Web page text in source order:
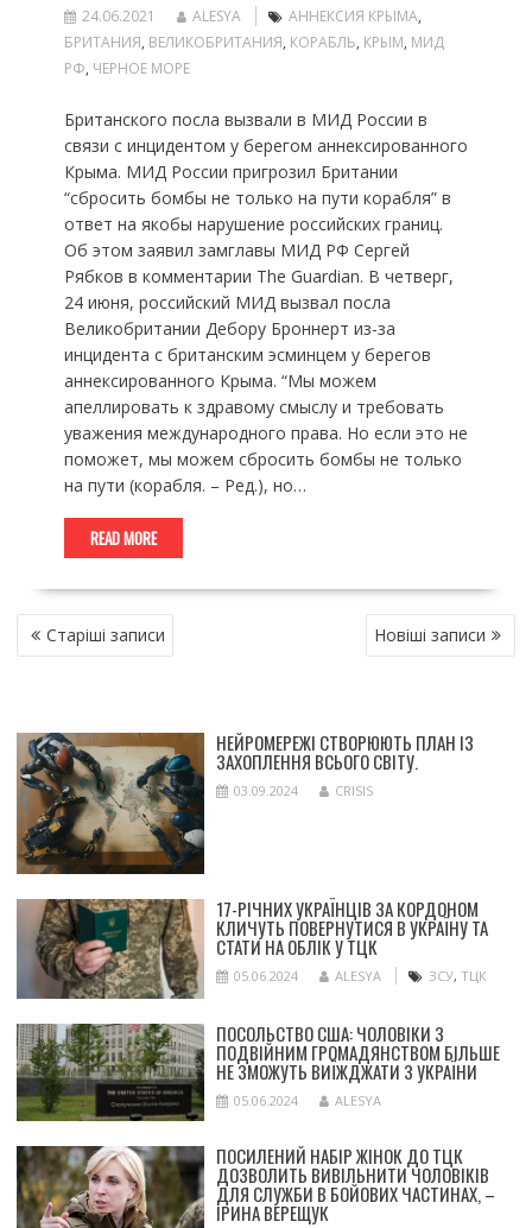
24.06.2021 ALESYA АННЕКСИЯ КРЫМА,
БРИТАНИЯ, ВЕЛИКОБРИТАНИЯ, КОРАБЛЬ, КРЫМ, МИД
РФ, ЧЕРНОЕ МОРЕ
Британского посла вызвали в МИД России в
связи с инцидентом у берегом аннексированного
Крыма. МИД России пригрозил Британии
“сбросить бомбы не только на пути корабля” в
ответ на якобы нарушение российских границ.
Об этом заявил замглавы МИД РФ Сергей
Рябков в комментарии The Guardian. В четверг,
24 июня, российский МИД вызвал посла
Великобритании Дебору Броннерт из-за
инцидента с британским эсминцем у берегов
аннексированного Крыма. “Мы можем
апеллировать к здравому смыслу и требовать
уважения международного права. Но если это не
поможет, мы можем сбросить бомбы не только
на пути (корабля. – Ред.), но…
READ MORE
НАВІГАЦІЯ
ЗА Старіші записи Новіші записи
НЕЙРОМЕРЕЖІ СТВОРЮЮТЬ ПЛАН ІЗ
ЗАХОПЛЕННЯ ВСЬОГО СВІТУ.
03.09.2024 CRISIS
17-РІЧНИХ УКРАЇНЦІВ ЗА КОРДОНОМ
КЛИЧУТЬ ПОВЕРНУТИСЯ В УКРАЇНУ ТА
СТАТИ НА ОБЛІК У ТЦК
05.06.2024 ALESYA ЗСУ, ТЦК
ПОСОЛЬСТВО США: ЧОЛОВІКИ З
ПОДВІЙНИМ ГРОМАДЯНСТВОМ БІЛЬШЕ
НЕ ЗМОЖУТЬ ВИЇЖДЖАТИ З УКРАЇНИ
05.06.2024 ALESYA
ПОСИЛЕНИЙ НАБІР ЖІНОК ДО ТЦК
ДОЗВОЛИТЬ ВИВІЛЬНИТИ ЧОЛОВІКІВ
ДЛЯ СЛУЖБИ В БОЙОВИХ ЧАСТИНАХ, –
ІРИНА ВЕРЕЩУК